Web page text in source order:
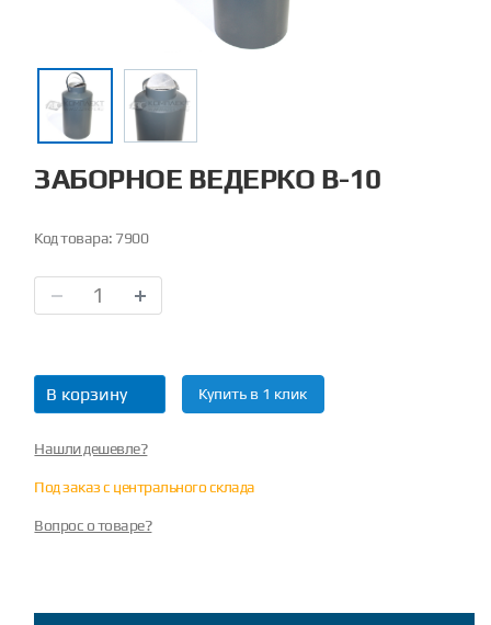
ЗАБОРНОЕ ВЕДЕРКО В-10
Код товара: 7900
В корзину Купить в 1 клик
Нашли дешевле?
Под заказ с центрального склада
Вопрос о товаре?